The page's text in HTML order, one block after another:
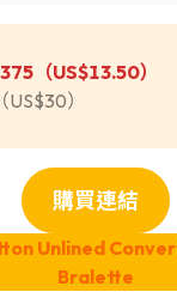
（US$13.50）
）
購買連結
Unlined
Bralette